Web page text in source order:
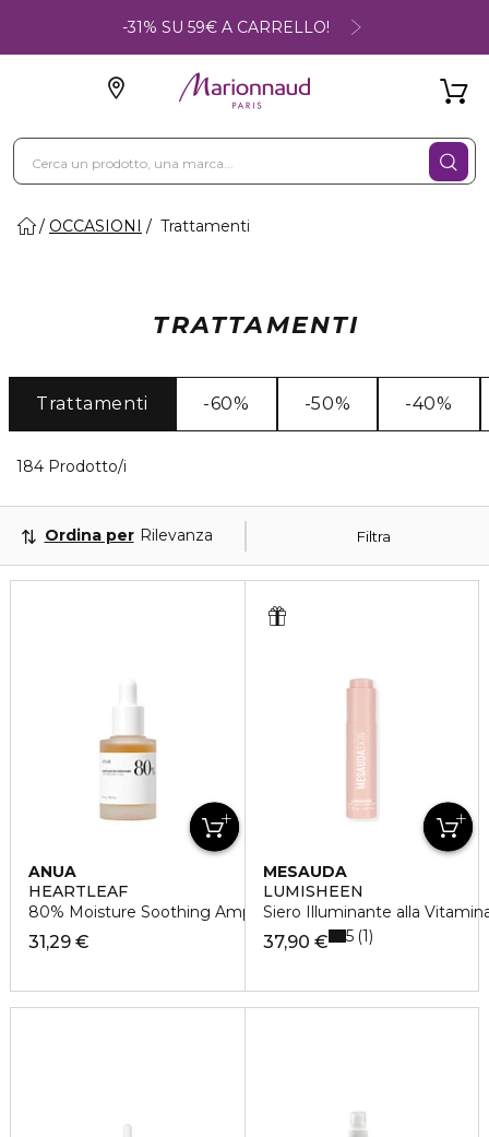
-31% SU 59€ A CARRELLO!
OCCASIONI Trattamenti
TRATTAMENTI
Trattamenti -60% -50% -40%
184 Prodotto/i
Filtra
Ordina per Rilevanza
ANUA
HEARTLEAF
80% Moisture Soothing Ampoule
31,29 €
MESAUDA
LUMISHEEN
Siero Illuminante alla
37,90 € 5 1